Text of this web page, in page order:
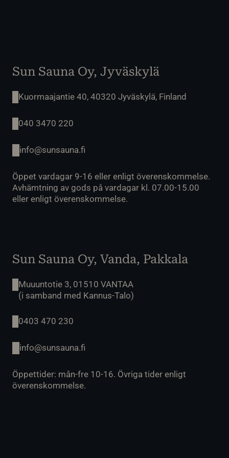
Sun Sauna Oy, Jyväskylä
Kuormaajantie 40, 40320 Jyväskylä, Finland
040 3470 220
info@sunsauna.fi
Öppet vardagar 9-16 eller enligt överenskommelse.
Avhämtning av gods på vardagar kl. 07.00-15.00
eller enligt överenskommelse.
Sun Sauna Oy, Vanda, Pakkala
Muuuntotie 3, 01510 VANTAA
(i samband med Kannus-Talo)
0403 470 230
info@sunsauna.fi
Öppettider: mån-fre 10-16. Övriga tider enligt
överenskommelse.